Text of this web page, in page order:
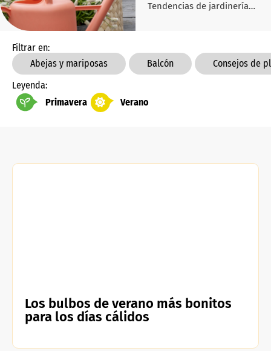
Tendencias de jardinería…
Filtrar en:
Abejas y mariposas
Balcón
Consejos de
Leyenda:
Primavera
Verano
Los bulbos de verano más bonitos
para los días cálidos